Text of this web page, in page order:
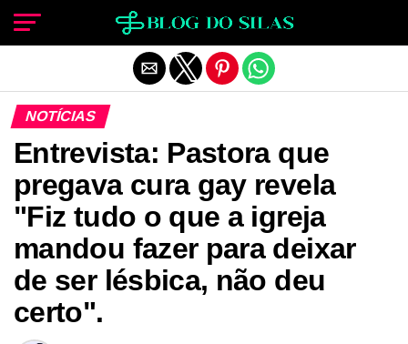
NOTÍCIAS
Entrevista: Pastora que
pregava cura gay revela
"Fiz tudo o que a igreja
mandou fazer para deixar
de ser lésbica, não deu
certo".
Sair da versão mobile